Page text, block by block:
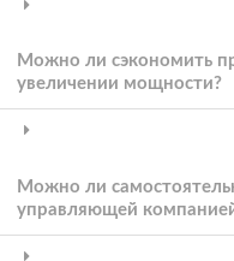
Можно ли сэкономить
увеличении мощности?
Можно ли
управляющей